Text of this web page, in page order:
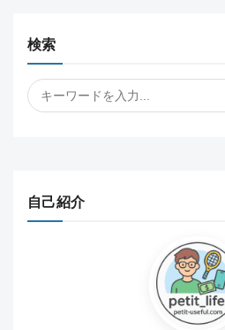
検索
自己紹介